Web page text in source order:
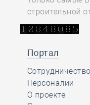
строительной
Портал
Сотрудничество
Персоналии
О проекте